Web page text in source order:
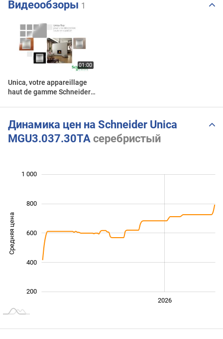
Видеообзоры 1
Unica, votre appareillage
haut de gamme Schneider
Динамика цен на Schneider Unica
MGU3.037.30TA серебристый
Средняя цена 1 000
200
400
600
800
1 000
2026